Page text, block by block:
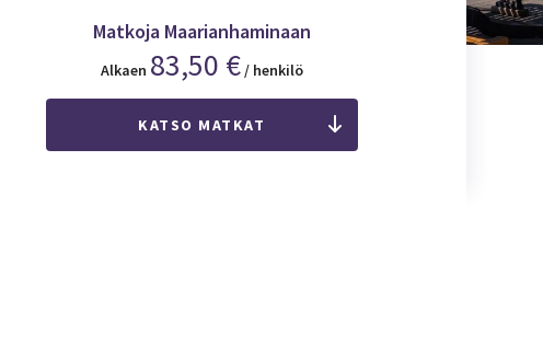
Matkoja Maarianhaminaan
Alkaen 83,50 €/ henkilö
KATSO MATKAT